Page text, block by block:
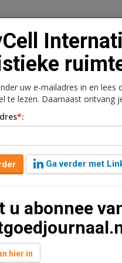
Vacaturebank
leestijd
huren aan de
2.595 m2
uw e-mailadres in en lees
te lezen. Daarnaast ontvang
*:
Ga verder met
u abonnee
hier in